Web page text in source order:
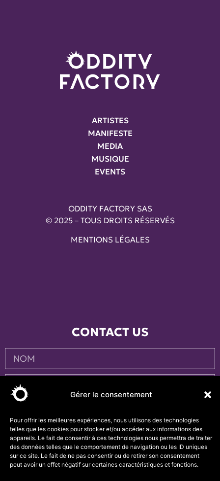
Gérer le consentement
Pour offrir les meilleures expériences, nous utilisons des technologies
telles que les cookies pour stocker et/ou accéder aux informations des
appareils. Le fait de consentir à ces technologies nous permettra de traiter
des données telles que le comportement de navigation ou les ID uniques
sur ce site. Le fait de ne pas consentir ou de retirer son consentement
peut avoir un effet négatif sur certaines caractéristiques et fonctions.
ARTISTES
MANIFESTE
MEDIA
MUSIQUE
EVENTS
ODDITY FACTORY SAS
© 2025 – TOUS DROITS RÉSERVÉS
MENTIONS LÉGALES
CONTACT US
ENVOYER